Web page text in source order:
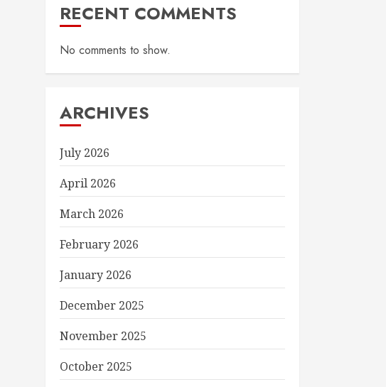
RECENT COMMENTS
No comments to show.
ARCHIVES
July 2026
April 2026
March 2026
February 2026
January 2026
December 2025
November 2025
October 2025